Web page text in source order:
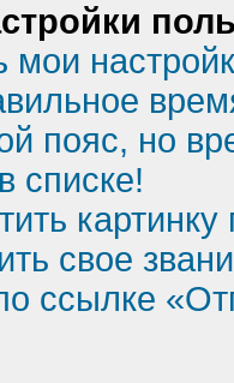
мои
пояс, но
списке!
свое
ссылке